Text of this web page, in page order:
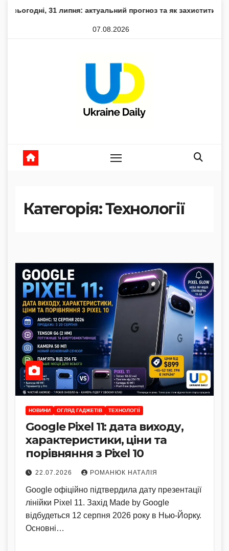
31 липня: актуальний прогноз та як захистити здоров’я
07.08.2026
Категорія:Технології
НОВИНИ ОГЛЯД ГАДЖЕТІВ ТЕХНОЛОГІЇ
Google Pixel 11: дата виходу,
характеристики, ціни та
порівняння з Pixel 10
22.07.2026 РОМАНЮК НАТАЛІЯ
Google офіційно підтвердила дату презентації
лінійки Pixel 11. Захід Made by Google
відбудеться 12 серпня 2026 року в Нью-Йорку.
Основні…